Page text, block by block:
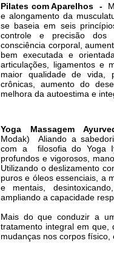
Pilates com Aparelhos -
e alongamento da
se baseia em seis
controle e precisão dos
consciência corporal,
bem executada e
articulações, ligamentos e
maior qualidade de vida,
crônicas, aumento do
melhora da autoestima e
Yoga Massagem
Modak)Aliando a
com a filosofia do Yoga
profundos e vigorosos,
Utilizando o deslizamento
puros e óleos essenciais, a
e mentais,
ampliando a capacidade
Mais do que conduzir a
tratamento integral em que,
mudanças nos corpos